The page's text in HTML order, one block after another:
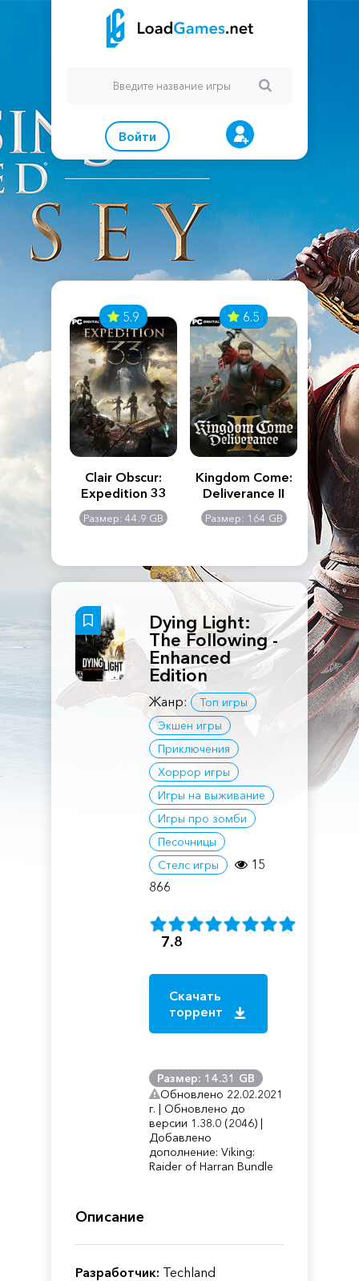
Войти
Creed
5.9
Clair Obscur:
Expedition 33
Размер: 44.9 GB
6.5
Kingdom Come:
Deliverance II
Размер: 164 GB
The
Dying Light:
The Following -
Enhanced
Edition
Жанр:
Топ игры
Экшен игры
Приключения
Хоррор игры
Игры на выживание
Игры про зомби
Песочницы
Стелс игры
15
866
7.8
Скачать
торрент
Размер: 14.31 GB
Обновлено 22.02.2021
г. | Обновлено до
версии 1.38.0 (2046) |
Добавлено
дополнение: Viking:
Raider of Harran Bundle
Описание
Разработчик: Techland